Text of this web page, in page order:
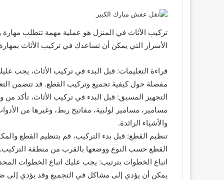
تركيب الأثاث في المنزل هو عملية مهمة تتطلب
الأسرار التي يمكن أن تساعدك في تركيب الأثاث
قراءة التعليمات: قبل البدء في تركيب الأثاث، يجب
مفصلة حول كيفية تجميع وتركيب القطع. قد تتضمن
التجهيز المسبق: قبل البدء في تركيب الأثاث، تأكد من
مسامير، مسامير لولبية، مفاتيح ربط، وغيرها من
والأشياء الزائدة.
تنظيم القطع: قبل بدء التركيب، قم بتنظيم القطع
القطع حسب النوع ووضعها بالقرب من منطقة
اتباع الخطوات بترتيب: يجب عليك اتباع الخطوات
يمكن أن يؤدي إلى مشاكل في التجميع وقد يؤدي إلى